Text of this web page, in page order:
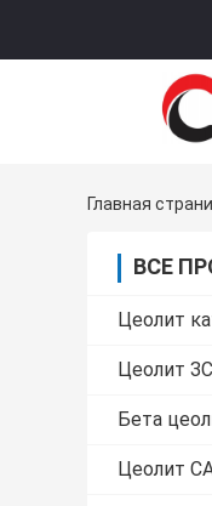
Главная
ВСЕ
Цеолит
Цеолит
Бета
Цеолит